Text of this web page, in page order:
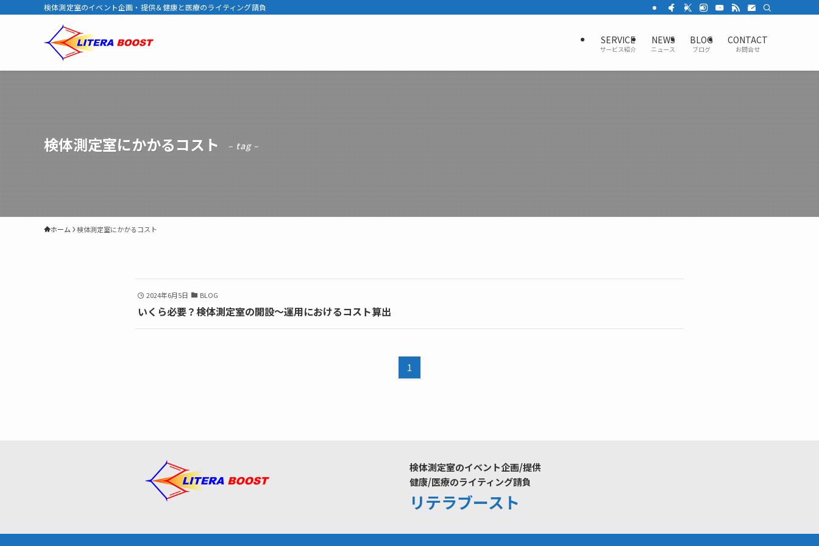
検体測定室のイベント企画・提供＆健康と医療のライティング請負
SERVICE
サービス紹介
NEWS
ニュース
BLOG
ブログ
CONTACT
お問合せ
検体測定室にかかるコスト – tag –
ホーム 検体測定室にかかるコスト
2024年6月5日 BLOG
いくら必要？検体測定室の開設～運用におけるコスト算出
1
検体測定室のイベント企画/提供
健康/医療のライティング請負
リテラブースト